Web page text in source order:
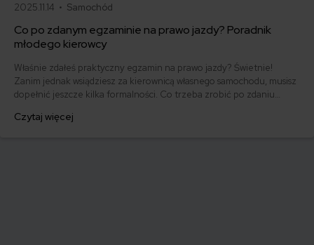
2025.11.14 • Samochód
Co po zdanym egzaminie na prawo jazdy? Poradnik
młodego kierowcy
Właśnie zdałeś praktyczny egzamin na prawo jazdy? Świetnie!
Zanim jednak wsiądziesz za kierownicą własnego samochodu, musisz
dopełnić jeszcze kilka formalności. Co trzeba zrobić po zdaniu
którym szybko załatwisz sprawy urzędowe i będziesz mógł prowadzić
Czytaj więcej